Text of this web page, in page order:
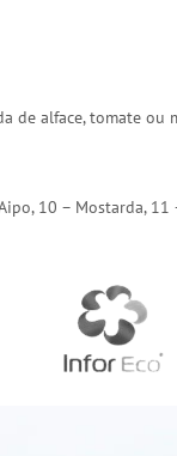
de alface, tomate ou
10 – Mostarda,